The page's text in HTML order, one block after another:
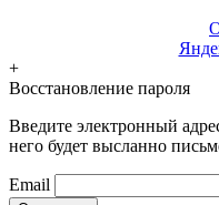
+
Восстановление пароля
Введите электронный
него будет высланно
Email